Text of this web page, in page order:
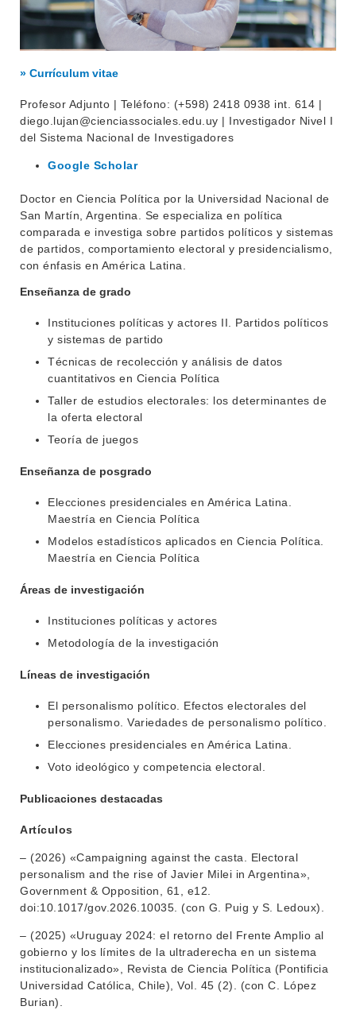
» Currículum vitae
Profesor Adjunto | Teléfono: (+598) 2418 0938 int. 614 |
diego.lujan@cienciassociales.edu.uy | Investigador Nivel I
del Sistema Nacional de Investigadores
Google Scholar
Doctor en Ciencia Política por la Universidad Nacional de
San Martín, Argentina. Se especializa en política
comparada e investiga sobre partidos políticos y sistemas
de partidos, comportamiento electoral y presidencialismo,
con énfasis en América Latina.
Enseñanza de grado
Instituciones políticas y actores II. Partidos políticos
y sistemas de partido
Técnicas de recolección y análisis de datos
cuantitativos en Ciencia Política
Taller de estudios electorales: los determinantes de
la oferta electoral
Teoría de juegos
Enseñanza de posgrado
Elecciones presidenciales en América Latina.
Maestría en Ciencia Política
Modelos estadísticos aplicados en Ciencia Política.
Maestría en Ciencia Política
Áreas de investigación
Instituciones políticas y actores
Metodología de la investigación
Líneas de investigación
El personalismo político. Efectos electorales del
personalismo. Variedades de personalismo político.
Elecciones presidenciales en América Latina.
Voto ideológico y competencia electoral.
Publicaciones destacadas
Artículos
– (2026) «Campaigning against the casta. Electoral
personalism and the rise of Javier Milei in Argentina»,
Government & Opposition, 61, e12.
doi:10.1017/gov.2026.10035. (con G. Puig y S. Ledoux).
– (2025) «Uruguay 2024: el retorno del Frente Amplio al
gobierno y los límites de la ultraderecha en un sistema
institucionalizado», Revista de Ciencia Política (Pontificia
Universidad Católica, Chile), Vol. 45 (2). (con C. López
Burian).